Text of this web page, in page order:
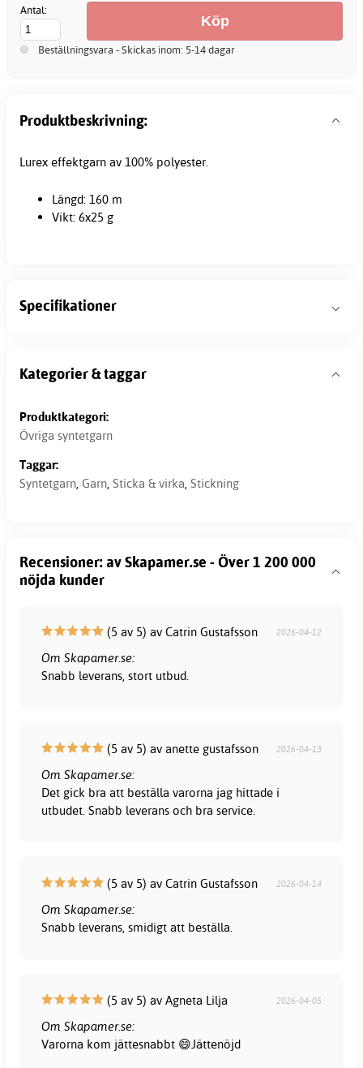
Antal:
Beställningsvara - Skickas inom: 5-14 dagar
Produktbeskrivning:
Lurex effektgarn av 100% polyester.
Längd: 160 m
Vikt: 6x25 g
Specifikationer
Kategorier & taggar
Produktkategori:
Övriga syntetgarn
Taggar:
Syntetgarn, Garn, Sticka & virka, Stickning
Recensioner: av Skapamer.se - Över 1 200 000
nöjda kunder
(5 av 5) av Catrin Gustafsson 2026-04-12
Om Skapamer.se:
Snabb leverans, stort utbud.
(5 av 5) av anette gustafsson 2026-04-13
Om Skapamer.se:
Det gick bra att beställa varorna jag hittade i
utbudet. Snabb leverans och bra service.
(5 av 5) av Catrin Gustafsson 2026-04-14
Om Skapamer.se:
Snabb leverans, smidigt att beställa.
(5 av 5) av Agneta Lilja 2026-04-05
Om Skapamer.se:
Varorna kom jättesnabbt 😄Jättenöjd